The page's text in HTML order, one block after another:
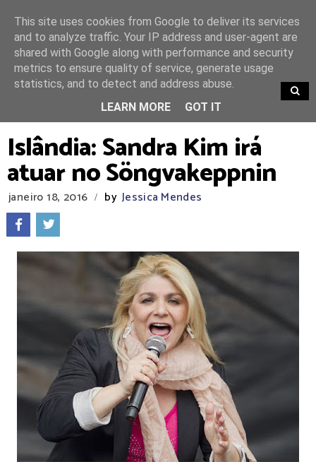
TRENDING
Islândia: Sandra Kim irá
atuar no Söngvakeppnin
janeiro 18, 2016 / by Jessica Mendes
This site uses cookies from Google to deliver its services
and to analyze traffic. Your IP address and user-agent are
shared with Google along with performance and security
metrics to ensure quality of service, generate usage
statistics, and to detect and address abuse.
LEARN MORE
GOT IT